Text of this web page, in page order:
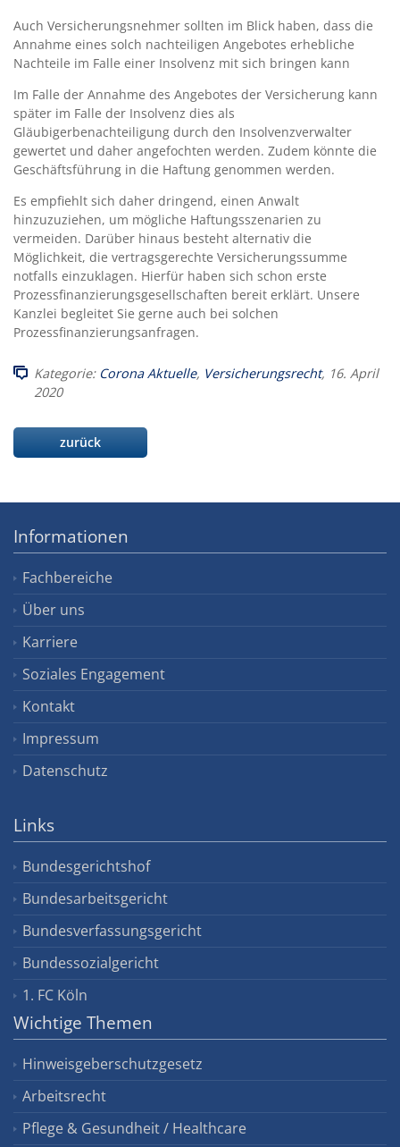
Auch Versicherungsnehmer sollten im Blick haben, dass die
Annahme eines solch nachteiligen Angebotes erhebliche
Nachteile im Falle einer Insolvenz mit sich bringen kann
Im Falle der Annahme des Angebotes der Versicherung kann
später im Falle der Insolvenz dies als
Gläubigerbenachteiligung durch den Insolvenzverwalter
gewertet und daher angefochten werden. Zudem könnte die
Geschäftsführung in die Haftung genommen werden.
Es empfiehlt sich daher dringend, einen Anwalt
hinzuzuziehen, um mögliche Haftungsszenarien zu
vermeiden. Darüber hinaus besteht alternativ die
Möglichkeit, die vertragsgerechte Versicherungssumme
notfalls einzuklagen. Hierfür haben sich schon erste
Prozessfinanzierungsgesellschaften bereit erklärt. Unsere
Kanzlei begleitet Sie gerne auch bei solchen
Prozessfinanzierungsanfragen.
Kategorie: Corona Aktuelle, Versicherungsrecht, 16. April
2020
zurück
Informationen
Fachbereiche
Über uns
Karriere
Soziales Engagement
Kontakt
Impressum
Datenschutz
Links
Bundesgerichtshof
Bundesarbeitsgericht
Bundesverfassungsgericht
Bundessozialgericht
1. FC Köln
Wichtige Themen
Hinweisgeberschutzgesetz
Arbeitsrecht
Pflege & Gesundheit / Healthcare